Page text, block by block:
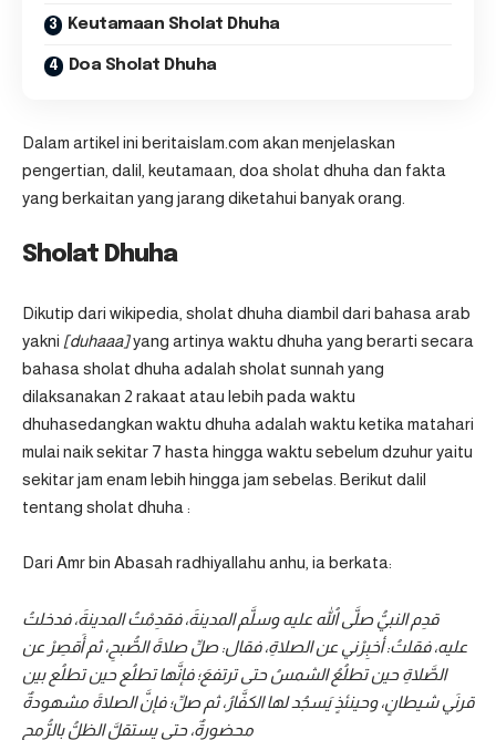
Keutamaan Sholat Dhuha
Doa Sholat Dhuha
Dalam artikel ini beritaislam.com akan menjelaskan
pengertian, dalil, keutamaan, doa sholat dhuha dan fakta
yang berkaitan yang jarang diketahui banyak orang.
Sholat Dhuha
Dikutip dari wikipedia , sholat dhuha diambil dari bahasa arab
yakni [duhaaa]yang artinya waktu dhuha yang berarti secara
bahasa sholat dhuha adalah sholat sunnah yang
dilaksanakan 2 rakaat atau lebih pada waktu
dhuhasedangkan waktu dhuha adalah waktu ketika matahari
mulai naik sekitar 7 hasta hingga waktu sebelum dzuhur yaitu
sekitar jam enam lebih hingga jam sebelas. Berikut dalil
tentang sholat dhuha :
Dari Amr bin Abasah radhiyallahu anhu, ia berkata:
قدِم النبيُّ صلَّى اللهُ عليه وسلَّم المدينةَ، فقدِمْتُ المدينةَ، فدخلتُ
عليه، فقلتُ: أخبِرْني عن الصلاةِ، فقال: صلِّ صلاةَ الصُّبحِ، ثم أَقصِرْ عن
الصَّلاةِ حين تطلُعُ الشمسُ حتى ترتفعَ؛ فإنَّها تطلُع حين تطلُع بين
قرنَي شيطانٍ، وحينئذٍ يَسجُد لها الكفَّارُ، ثم صلِّ؛ فإنَّ الصلاةَ مشهودةٌ
محضورةٌ، حتى يستقلَّ الظلُّ بالرُّمح